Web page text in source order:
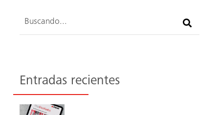
Buscar
Entradas recientes